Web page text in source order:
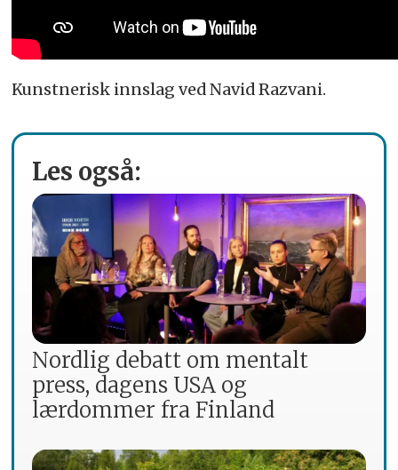
Kunstnerisk innslag ved Navid Razvani.
Les også:
Nordlig debatt om mentalt
press, dagens USA og
lærdommer fra Finland